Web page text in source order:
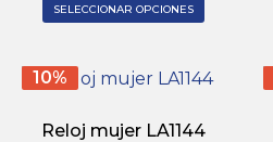
SELECCIONAR OPCIONES
10%
Reloj mujer LA1144